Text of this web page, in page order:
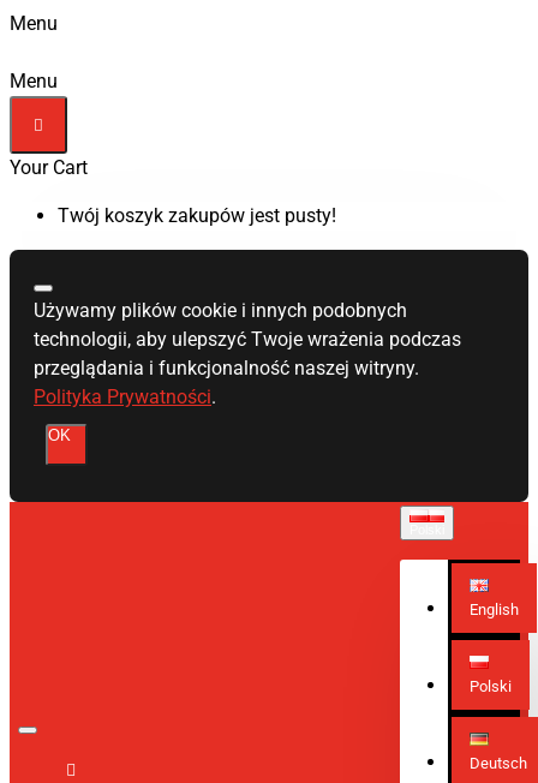
Menu
Menu
Your Cart
Twój koszyk zakupów jest pusty!
Używamy plików cookie i innych podobnych
technologii, aby ulepszyć Twoje wrażenia podczas
przeglądania i funkcjonalność naszej witryny.
Polityka Prywatności.
OK
English
Polski
Deutsch